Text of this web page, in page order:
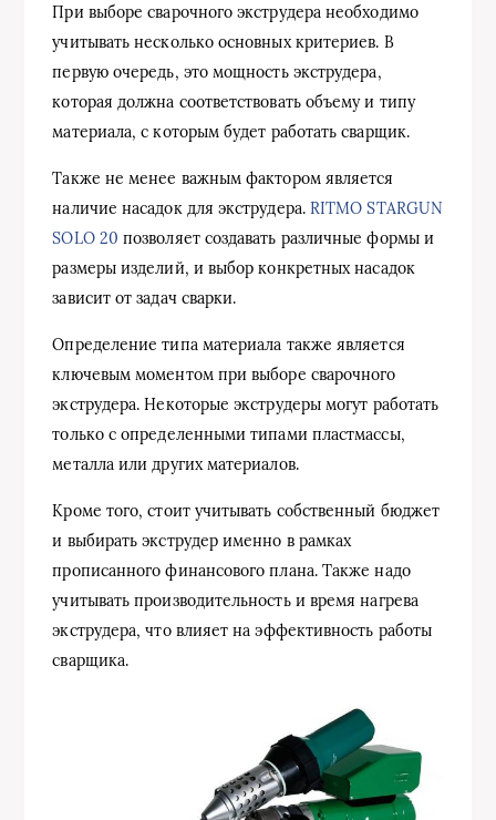
При выборе сварочного экструдера необходимо
учитывать несколько основных критериев. В
первую очередь, это мощность экструдера,
которая должна соответствовать объему и типу
материала, с которым будет работать сварщик.
Также не менее важным фактором является
наличие насадок для экструдера. RITMO STARGUN
SOLO 20 позволяет создавать различные формы и
размеры изделий, и выбор конкретных насадок
зависит от задач сварки.
Определение типа материала также является
ключевым моментом при выборе сварочного
экструдера. Некоторые экструдеры могут работать
только с определенными типами пластмассы,
металла или других материалов.
Кроме того, стоит учитывать собственный бюджет
и выбирать экструдер именно в рамках
прописанного финансового плана. Также надо
учитывать производительность и время нагрева
экструдера, что влияет на эффективность работы
сварщика.